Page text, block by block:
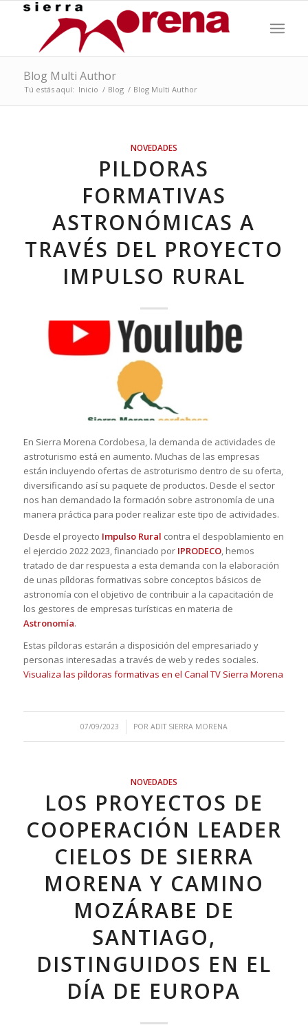
Blog Multi Author
Tú estás aquí: Inicio / Blog / Blog Multi Author
NOVEDADES
PILDORAS
FORMATIVAS
ASTRONÓMICAS A
TRAVÉS DEL PROYECTO
IMPULSO RURAL
En Sierra Morena Cordobesa, la demanda de actividades de
astroturismo está en aumento. Muchas de las empresas
están incluyendo ofertas de astroturismo dentro de su oferta,
diversificando así su paquete de productos. Desde el sector
nos han demandado la formación sobre astronomía de una
manera práctica para poder realizar este tipo de actividades.
Desde el proyecto Impulso Rural contra el despoblamiento en
el ejercicio 2022 2023, financiado por IPRODECO, hemos
tratado de dar respuesta a esta demanda con la elaboración
de unas píldoras formativas sobre conceptos básicos de
astronomía con el objetivo de contribuir a la capacitación de
los gestores de empresas turísticas en materia de
Astronomía.
Estas píldoras estarán a disposición del empresariado y
personas interesadas a través de web y redes sociales.
Visualiza las píldoras formativas en el Canal TV Sierra Morena
07/09/2023
/ POR ADIT SIERRA MORENA
NOVEDADES
LOS PROYECTOS DE
COOPERACIÓN LEADER
CIELOS DE SIERRA
MORENA Y CAMINO
MOZÁRABE DE
SANTIAGO,
DISTINGUIDOS EN EL
DÍA DE EUROPA